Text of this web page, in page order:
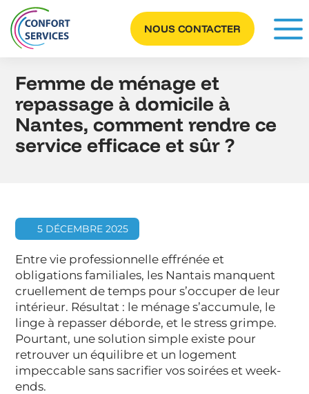
NOUS CONTACTER
Femme de ménage et
repassage à domicile à
Nantes, comment rendre ce
service efficace et sûr ?
5 DÉCEMBRE 2025
Entre vie professionnelle effrénée et
obligations familiales, les Nantais manquent
cruellement de temps pour s’occuper de leur
intérieur. Résultat : le ménage s’accumule, le
linge à repasser déborde, et le stress grimpe.
Pourtant, une solution simple existe pour
retrouver un équilibre et un logement
impeccable sans sacrifier vos soirées et week-
ends.
Panneau de gestion des cookies